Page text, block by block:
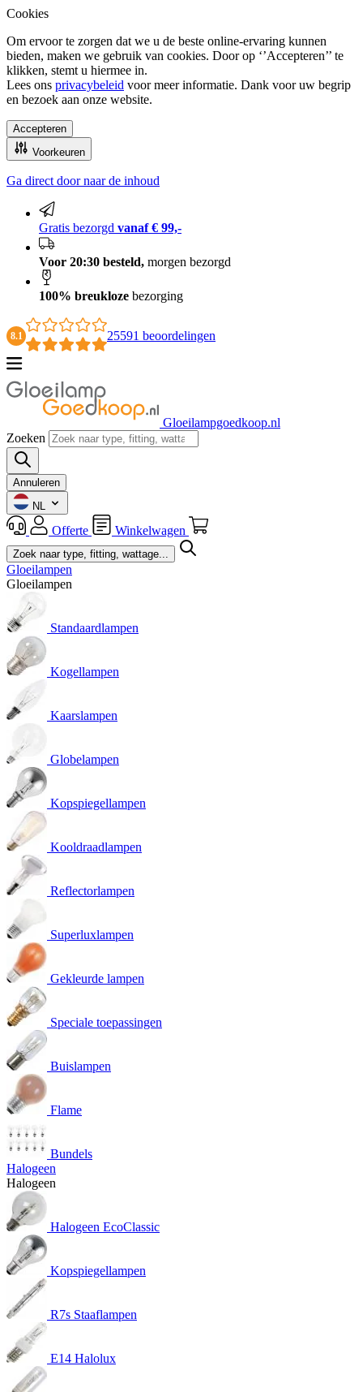
Cookies
Om ervoor te zorgen dat we u de beste online-ervaring kunnen
bieden, maken we gebruik van cookies. Door op ‘’Accepteren’’ te
klikken, stemt u hiermee in.
Lees ons privacybeleid voor meer informatie. Dank voor uw begrip
en bezoek aan onze website.
Accepteren
Voorkeuren
100% breukloze bezorging
Ga direct door naar de inhoud
Gratis bezorgd vanaf € 99,-
Voor 20:30 besteld, morgen bezorgd
100% breukloze bezorging
8.1 25591 beoordelingen
Gloeilampgoedkoop.nl
Zoeken
Annuleren
NL
Offerte Winkelwagen
Gloeilampen
Gloeilampen
Standaardlampen
Kogellampen
Kaarslampen
Globelampen
Kopspiegellampen
Kooldraadlampen
Reflectorlampen
Superluxlampen
Gekleurde lampen
Speciale toepassingen
Buislampen
Flame
Bundels
Halogeen
Halogeen
Halogeen EcoClassic
Kopspiegellampen
R7s Staaflampen
E14 Halolux